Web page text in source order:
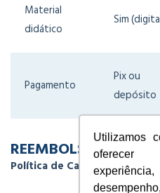
Utilizamos
Material
didático
Sim
Pagamento
Pix ou
depósito
REEMBOLSO
Política de Cancelamento